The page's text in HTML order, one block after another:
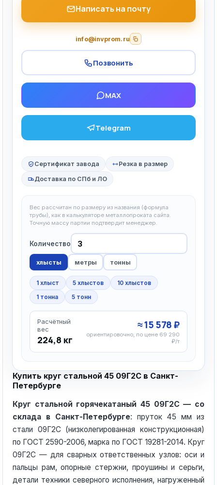
Написать на почту
info@invprom.ru
Позвонить
MAX
Telegram
Сертификат завода Резка в размер
Доставка по СПб и ЛО
Вес рассчитан по размеру из названия (формула
трубы), как в калькуляторе металлопроката сайта.
Точную массу партии подтвердит менеджер.
Количество
хлысты метры тонны
1 хлыст 5 хлыстов
10 хлыстов
1 тонна
5 тонн
Расчётный
вес
224,8 кг
≈ 15 578 ₽
ориентировочно, по цене 69 290
₽/т
Купить круг стальной 45 09Г2С в Санкт-
Петербурге
Круг стальной горячекатаный 45 09Г2С — со
склада в Санкт-Петербурге: пруток 45 мм из
стали 09Г2С (низколегированная конструкционная)
по ГОСТ 2590-2006, марка по ГОСТ 19281-2014. Круг
09Г2С — для сварных ответственных узлов: оси и
пальцы рам, опорные стержни, проушины и серьги,
детали техники северного исполнения, нагруженный